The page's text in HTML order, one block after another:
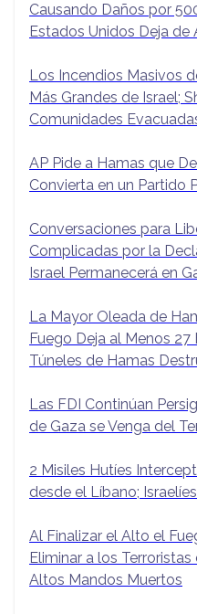
Causando Daños por
Estados Unidos Deja de
Los Incendios Masivos
Más Grandes de Israel;
Comunidades
AP Pide a Hamas que
Convierta en un Partido
Conversaciones para
Complicadas por la
Israel Permanecerá en
La Mayor Oleada de
Fuego Deja al Menos 27
Túneles de Hamas
Las FDI Continúan
de Gaza se Venga del
2 Misiles Hutíes
desde el Líbano;
Al Finalizar el Alto el
Eliminar a los
Altos Mandos Muertos